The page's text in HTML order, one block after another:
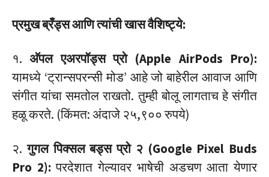
प्रमुख ब्रँड्स आणि त्यांची खास वैशिष्ट्ये:
१.अ‍ॅपल एअरपॉड्स प्रो (Apple AirPods Pro):
यामध्ये ‘ट्रान्सपरन्सी मोड’ आहे जो बाहेरील आवाज आणि
संगीत यांचा समतोल राखतो. तुम्ही बोलू लागताच हे संगीत
हळू करते. (किंमत: अंदाजे २५,९०० रुपये)
२.गुगल पिक्सल बड्स प्रो २ (Google Pixel Buds
Pro 2): परदेशात गेल्यावर भाषेची अडचण आता येणार